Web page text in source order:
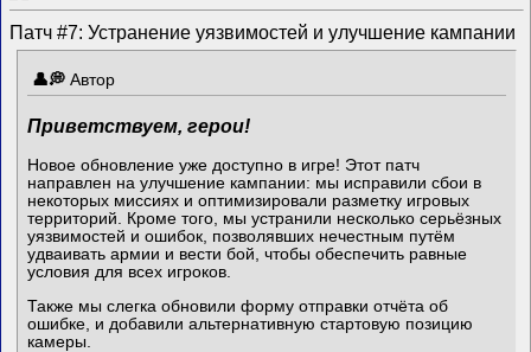
Патч #7: Устранение уязвимостей и улучшение кампании
Автор
Приветствуем, герои!
Новое обновление уже доступно в игре! Этот патч
направлен на улучшение кампании: мы исправили сбои в
некоторых миссиях и оптимизировали разметку игровых
территорий. Кроме того, мы устранили несколько серьёзных
уязвимостей и ошибок, позволявших нечестным путём
удваивать армии и вести бой, чтобы обеспечить равные
условия для всех игроков.
Также мы слегка обновили форму отправки отчёта об
ошибке, и добавили альтернативную стартовую позицию
камеры.